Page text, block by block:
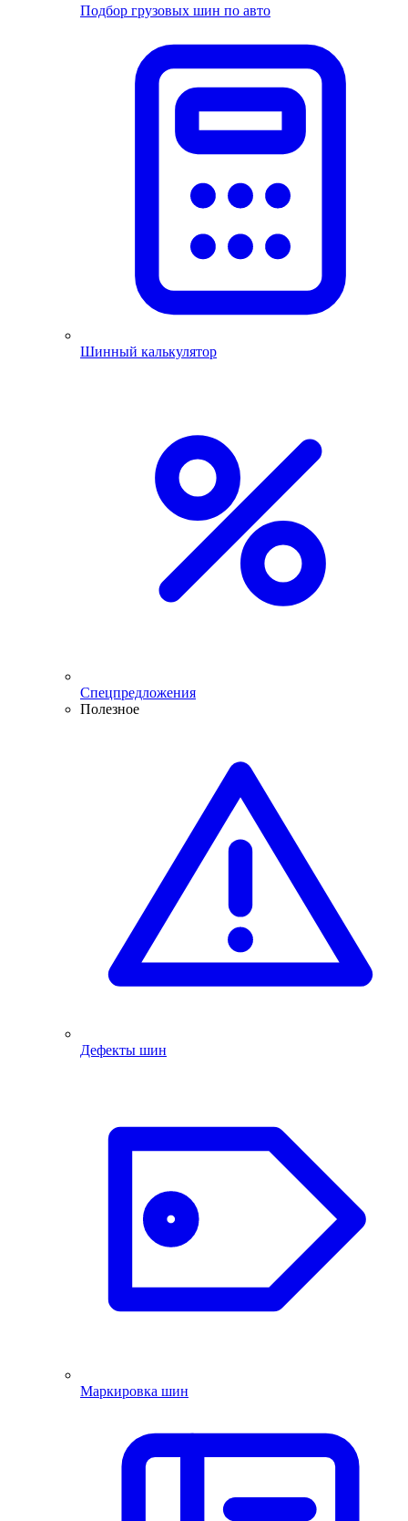
Подбор грузовых шин по авто
Шинный калькулятор
Спецпредложения
Полезное
Дефекты шин
Маркировка шин